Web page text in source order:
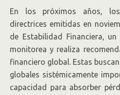
En los próximos años, los
directrices emitidas en
de Estabilidad Financiera,
monitorea y realiza
financiero global. Estas
globales sistémicamente
capacidad para absorber